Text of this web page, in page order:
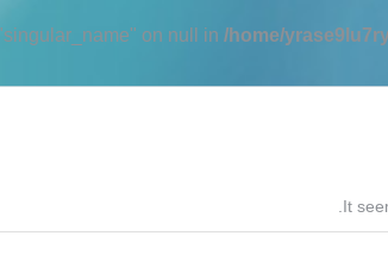
on null in /home/
It